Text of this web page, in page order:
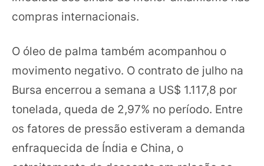
compras internacionais.
O óleo de palma também acompanhou o
movimento negativo. O contrato de julho na
Bursa encerrou a semana a US$ 1.117,8 por
tonelada, queda de 2,97% no período. Entre
os fatores de pressão estiveram a demanda
enfraquecida de Índia e China, o